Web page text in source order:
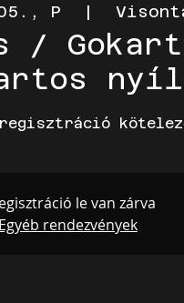
P
  |
/
le van zárva
Egyéb rendezvények